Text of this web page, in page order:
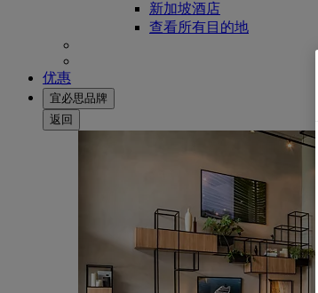
新加坡酒店
查看所有目的地
优惠
宜必思品牌
返回